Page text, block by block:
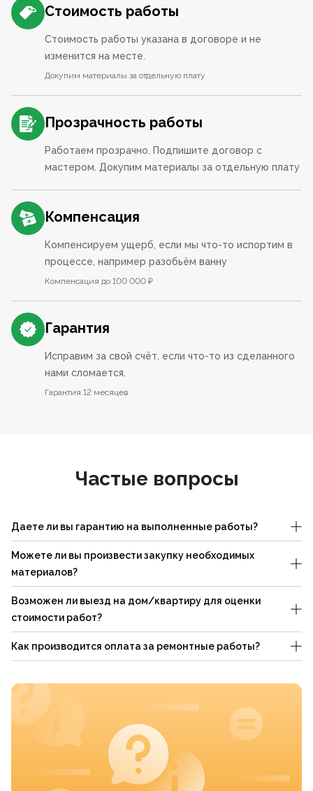
Стоимость работы
Стоимость работы указана в договоре и не
изменится на месте.
Докупим материалы за отдельную плату
Прозрачность работы
Работаем прозрачно. Подпишите договор с
мастером. Докупим материалы за отдельную плату
Компенсация
Компенсируем ущерб, если мы что-то испортим в
процессе, например разобьём ванну
Компенсация до 100 000 ₽
Гарантия
Исправим за свой счёт, если что-то из сделанного
нами сломается.
Гарантия 12 месяцев
Частые вопросы
Даете ли вы гарантию на выполненные работы?
Можете ли вы произвести закупку необходимых
материалов?
Возможен ли выезд на дом/квартиру для оценки
стоимости работ?
Как производится оплата за ремонтные работы?